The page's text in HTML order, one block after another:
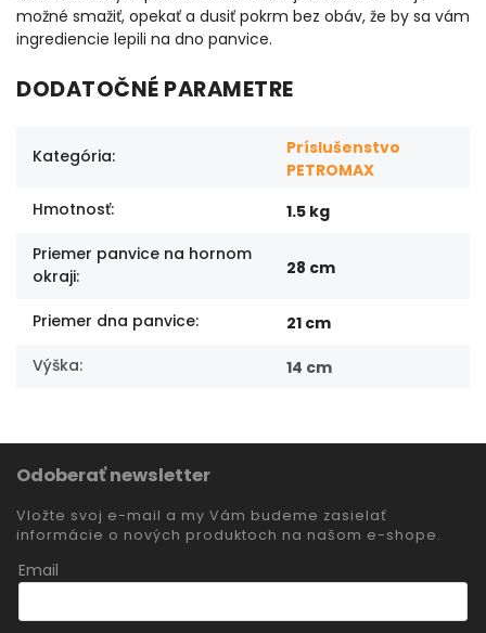
možné smažiť, opekať a dusiť pokrm bez obáv, že by sa vám
ingrediencie lepili na dno panvice.
DODATOČNÉ PARAMETRE
Kategória:
Príslušenstvo
PETROMAX
Hmotnosť:
1.5 kg
Priemer panvice na hornom
okraji: 28 cm
Priemer dna panvice:
21 cm
Výška: 14 cm
Odoberať newsletter
Vložte svoj e-mail a my Vám budeme zasielať
informácie o nových produktoch na našom e-shope.
Email